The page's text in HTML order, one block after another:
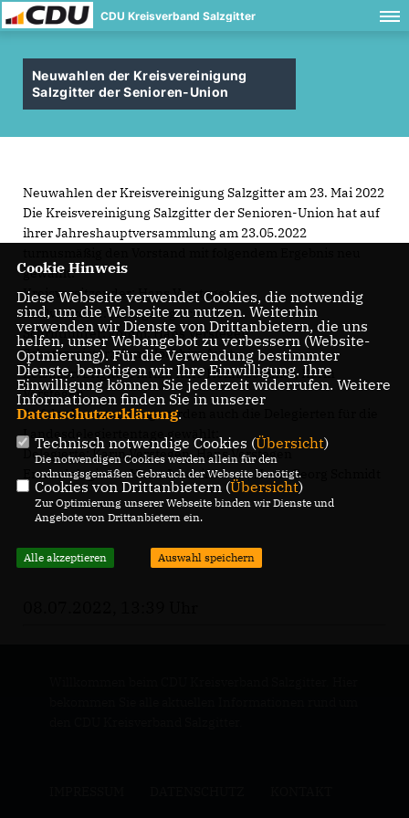
CDU Kreisverband Salzgitter
Neuwahlen der Kreisvereinigung
Salzgitter der Senioren-Union
Neuwahlen der Kreisvereinigung Salzgitter am 23. Mai 2022
Die Kreisvereinigung Salzgitter der Senioren-Union hat auf
ihrer Jahreshauptversammlung am 23.05.2022
gewählt:
Kreisvorsitzender: Hans Verstegen
Stellvertreter: Hansgeorg Schucht
Schriftführer: komm. Hans Verstegen
Schatzmeister: Hans-Joachim Aust
Beisitzer: Brigitte Marlin, Karl-Heinz Sommer, Karin
Verstegen
Auf der Versammlung wurden auch die Delegierten für die
Landesdelegiertentage gewählt:
Delegierte: Karin Verstegen, Hans Verstegen
Ersatzdelegierte: Hans-Joachim Aust, Hans-Georg Schmidt
Cookie Hinweis
Diese Webseite verwendet Cookies, die notwendig
sind, um die Webseite zu nutzen. Weiterhin
verwenden wir Dienste von Drittanbietern, die uns
helfen, unser Webangebot zu verbessern (Website-
Optmierung). Für die Verwendung bestimmter
Dienste, benötigen wir Ihre Einwilligung. Ihre
Einwilligung können Sie jederzeit widerrufen. Weitere
Informationen finden Sie in unserer
Datenschutzerklärung.
Technisch notwendige Cookies (Übersicht)
Die notwendigen Cookies werden allein für den
ordnungsgemäßen Gebrauch der Webseite benötigt.
Cookies von Drittanbietern (Übersicht)
Zur Optimierung unserer Webseite binden wir Dienste und
Angebote von Drittanbietern ein.
Alle akzeptieren Auswahl speichern